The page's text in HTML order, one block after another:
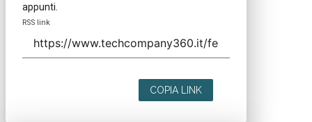
appunti.
RSS link
COPIA LINK